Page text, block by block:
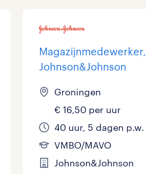
Magazijnmedewerker,
Johnson&Johnson
Groningen
€ 16,50 per uur
40 uur, 5 dagen p.w.
VMBO/MAVO
Johnson&Johnson